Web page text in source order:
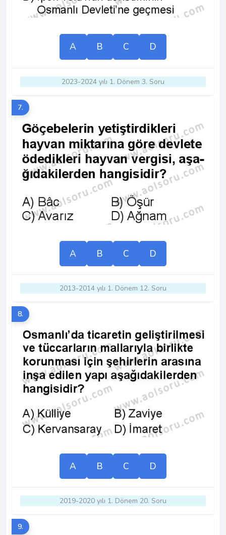
A B C D
2023-2024 yılı 1. Dönem 3. Soru
7.
A B C D
2013-2014 yılı 1. Dönem 12. Soru
8.
A B C D
2019-2020 yılı 1. Dönem 20. Soru
9.